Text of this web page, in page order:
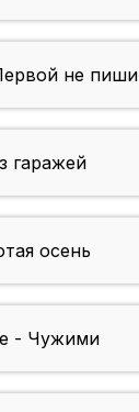
не пиши
гаражей
осень
- Чужими